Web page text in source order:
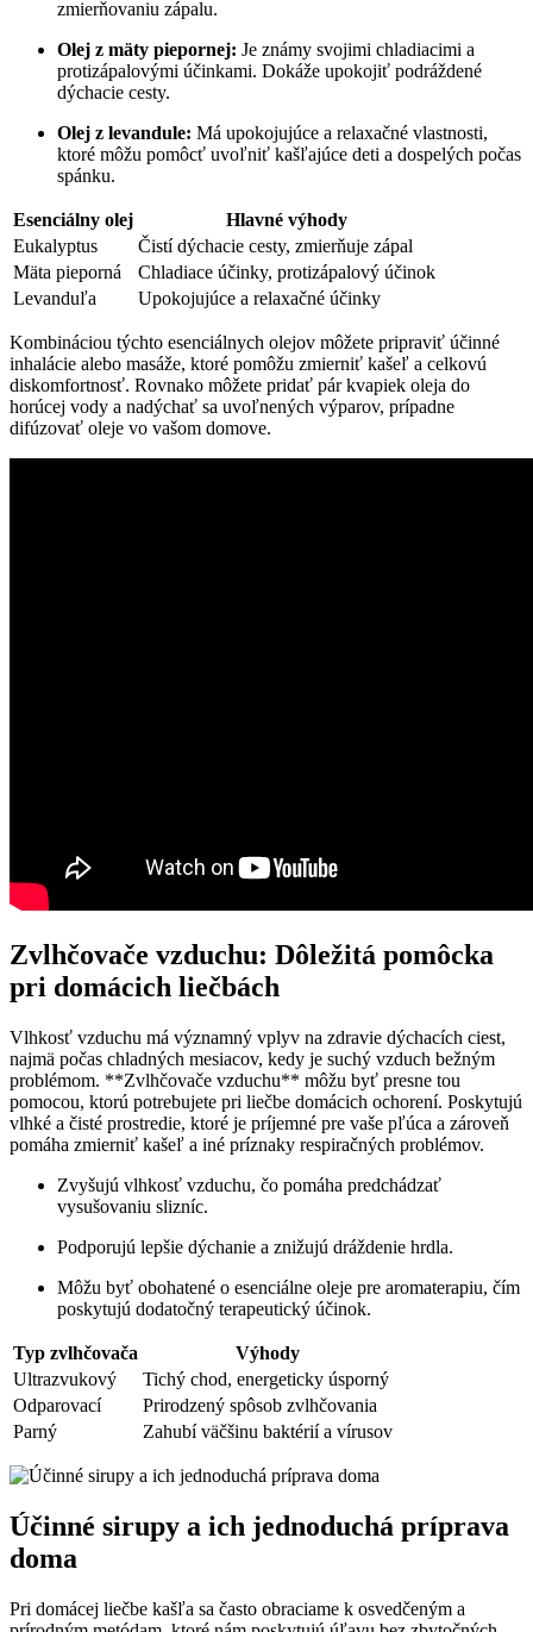
zmierňovaniu zápalu.
Olej z mäty piepornej: ‌Je​ známy svojimi ‌chladiacimi a
protizápalovými účinkami. Dokáže upokojiť podráždené
dýchacie ‌cesty.
Olej z levandule: Má upokojujúce a ⁤relaxačné ⁢vlastnosti,
ktoré‍ môžu ⁢pomôcť ​uvoľniť kašľajúce deti a dospelých počas
spánku.
Esenciálny olej
Hlavné ⁣výhody
Eukalyptus
Čistí dýchacie ‍cesty, zmierňuje zápal
Mäta‌ pieporná
Chladiace účinky, protizápalový účinok
Levanduľa
Upokojujúce ‍a ‍relaxačné účinky
Kombináciou ‌týchto ‌esenciálnych olejov⁤ môžete pripraviť účinné
inhalácie alebo masáže, ktoré pomôžu zmierniť kašeľ a celkovú
diskomfortnosť. Rovnako môžete pridať pár kvapiek​ oleja do⁢
horúcej vody​ a nadýchať sa ‌uvoľnených výparov, prípadne
difúzovať oleje vo vašom domove.
Zvlhčovače vzduchu: Dôležitá pomôcka
pri domácich liečbách
Vlhkosť vzduchu ⁤má významný‍ vplyv⁢ na zdravie dýchacích ciest,
najmä počas chladných ⁣mesiacov,⁣ kedy je suchý vzduch bežným
problémom. **Zvlhčovače vzduchu** môžu byť presne tou
pomocou, ktorú potrebujete pri liečbe domácich ochorení. Poskytujú
​vlhké a ‌čisté prostredie, ktoré je príjemné ​pre vaše pľúca⁢ a zároveň
pomáha zmierniť kašeľ a iné príznaky respiračných problémov.
Zvyšujú vlhkosť vzduchu, čo pomáha ⁣predchádzať
vysušovaniu slizníc.
Podporujú lepšie ⁣dýchanie a znižujú dráždenie hrdla.
Môžu ‌byť obohatené ‍o​ esenciálne oleje pre aromaterapiu,​ čím
poskytujú dodatočný terapeutický účinok.
Typ zvlhčovača
Výhody
Ultrazvukový
Tichý chod, energeticky úsporný
Odparovací
Prirodzený spôsob zvlhčovania
Parný
Zahubí väčšinu ‌baktérií a vírusov
Účinné ⁢sirupy a ich jednoduchá ⁢príprava
doma
Pri domácej liečbe kašľa ⁤sa často obraciame k osvedčeným a